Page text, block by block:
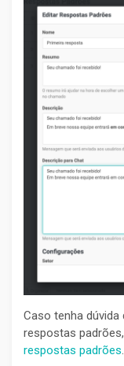
Caso tenha
respostas
respostas padrões.